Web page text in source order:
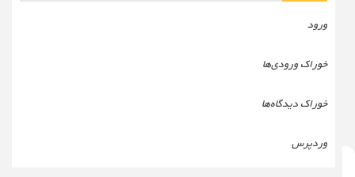
ورود
خوراک ورودی‌ها
خوراک دیدگاه‌ها
وردپرس